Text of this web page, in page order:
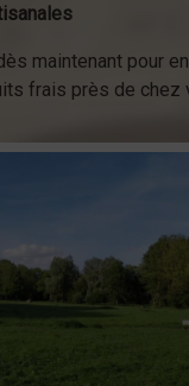
maintenant pour
frais près de chez